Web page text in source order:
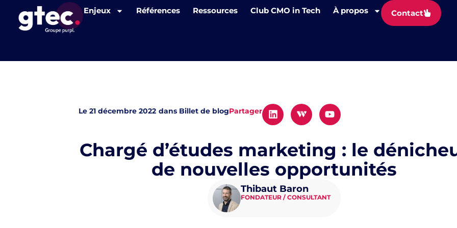
Panneau de gestion des cookies
Enjeux Références Ressources Club CMO in Tech À propos Contact
Le21 décembre 2022 dans Billet de blogPartager
Chargé d’études marketing : le
de nouvelles opportunités
Thibaut Baron
FONDATEUR / CONSULTANT